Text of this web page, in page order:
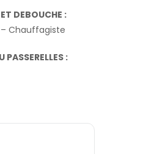
DEBOUCHE :
Chauffagiste
PASSERELLES :